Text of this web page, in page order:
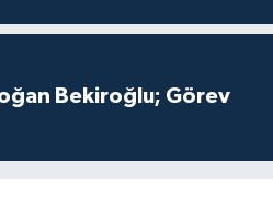
Bekiroğlu; Görev